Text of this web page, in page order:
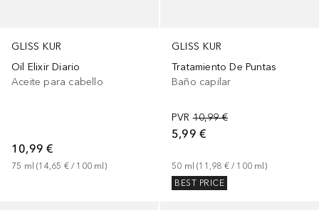
GLISS KUR
Oil Elixir Diario
Aceite para cabello
10,99 €
75 ml (14,65 € / 100 ml )
GLISS KUR
Tratamiento De Puntas
Baño capilar
PVR 10,99 €
5,99 €
50 ml (11,98 € / 100 ml )
BEST PRICE